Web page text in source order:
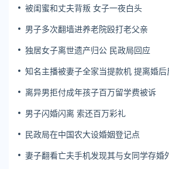
被闺蜜和丈夫背叛 女子一夜白头
男子多次翻墙进养老院殴打老父亲
独居女子离世遗产归公 民政局回应
知名主播被妻子全家当提款机 提离婚后
离异男拒付成年孩子百万留学费被诉
男子闪婚闪离 索还百万彩礼
民政局在中国农大设婚姻登记点
妻子翻看亡夫手机发现其与女同学存婚